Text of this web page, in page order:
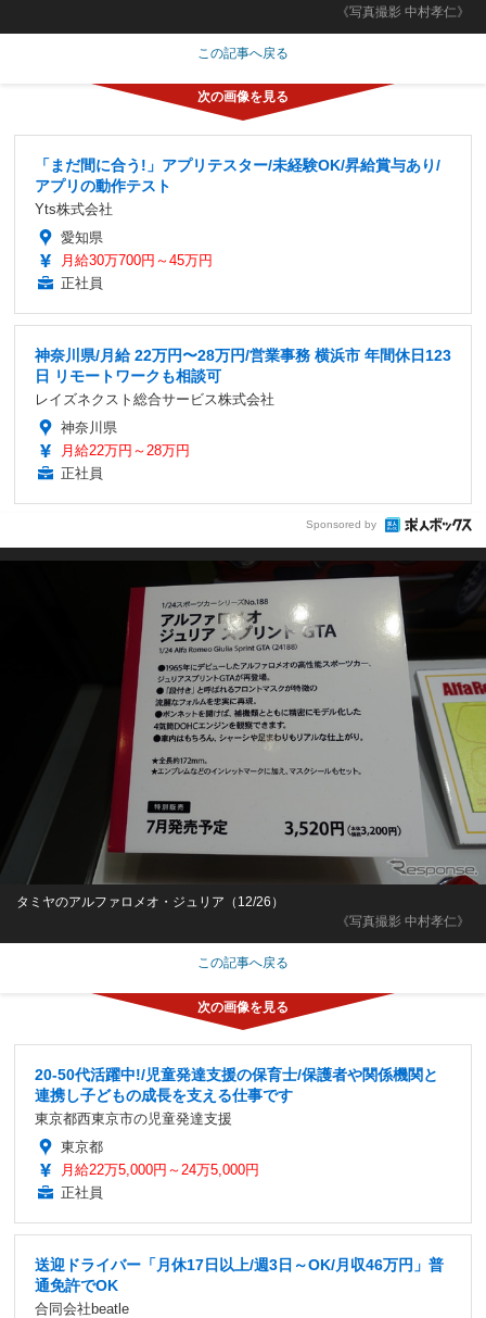
《写真撮影 中村孝仁》
この記事へ戻る
「まだ間に合う!」アプリテスター/未経験OK/昇給賞与あり/
アプリの動作テスト
Yts株式会社
愛知県
月給30万700円～45万円
正社員
神奈川県/月給 22万円〜28万円/営業事務 横浜市 年間休日123
日 リモートワークも相談可
レイズネクスト総合サービス株式会社
神奈川県
月給22万円～28万円
正社員
Sponsored by
《写真撮影 中村孝仁》
タミヤのアルファロメオ・ジュリア（12/26）
この記事へ戻る
20-50代活躍中!/児童発達支援の保育士/保護者や関係機関と
連携し子どもの成長を支える仕事です
東京都西東京市の児童発達支援
東京都
月給22万5,000円～24万5,000円
正社員
送迎ドライバー「月休17日以上/週3日～OK/月収46万円」普
通免許でOK
合同会社beatle